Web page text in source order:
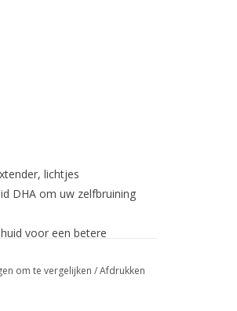
lichtjes
DHA om uw zelfbruining
voor een betere
Glycerin,
om te vergelijken /Afdrukken